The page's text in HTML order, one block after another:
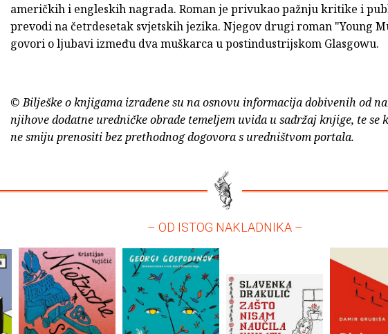
američkih i engleskih nagrada. Roman je privukao pažnju kritike i
prevodi na četrdesetak svjetskih jezika. Njegov drugi roman "Young
govori o ljubavi između dva muškarca u postindustrijskom Glasgowu.
© Bilješke o knjigama izrađene su na osnovu informacija dobivenih od
njihove dodatne uredničke obrade temeljem uvida u sadržaj knjige, te se
ne smiju prenositi bez prethodnog dogovora s uredništvom portala.
– OD ISTOG NAKLADNIKA –